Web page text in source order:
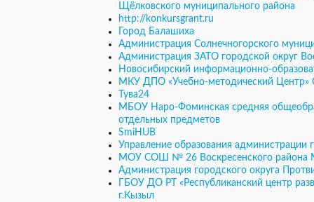
Щёлковского муниципального района
http://konkursgrant.ru
Город Балашиха
Администрация Солнечногорского
Администрация ЗАТО городской округ
Новосибирский информационно-
МКУ ДПО «Учебно-методический Центр»
Тува24
МБОУ Наро-Фоминская средняя
отдельных предметов
SmiHUB
Управление образования администрации
МОУ СОШ № 26 Воскресенского района
Администрация городского округа
ГБОУ ДО РТ «Республиканский центр
г.Кызыл